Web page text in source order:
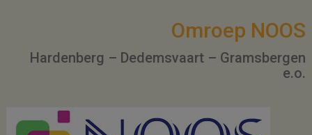
Omroep NOOS
Hardenberg – Dedemsvaart – Gramsbergen
e.o.